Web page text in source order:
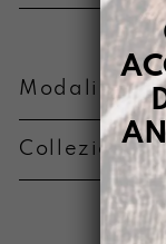
Modalità di
Metodi di
Collezione